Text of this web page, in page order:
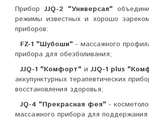
Прибор JJQ-2 "Универсал"
режимы известных и хорошо
приборов:
FZ-1 "Шубоши" - массажного
прибора для обезболивания;
JJQ-1 "Комфорт" и JJQ-1 plus
аккупунктурных терапевтических
восстановления здоровья;
JQ-4 "Прекрасная фея" -
массажного прибора для